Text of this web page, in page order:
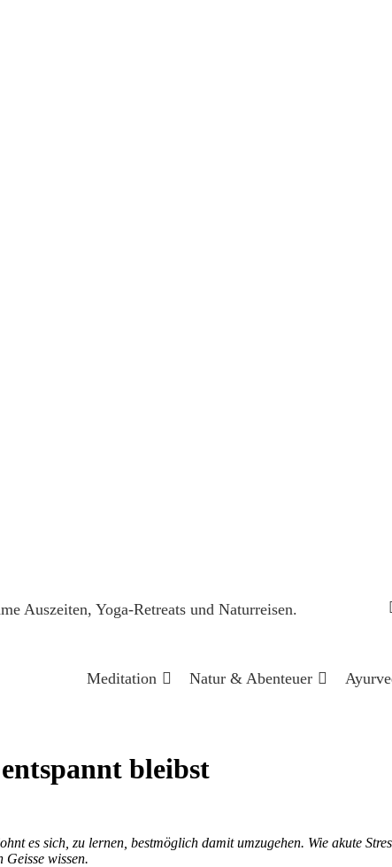
Meditation Natur & Abenteuer
bleibst
es sich, zu lernen, bestmöglich damit umzugehen. Wie akute
wissen.